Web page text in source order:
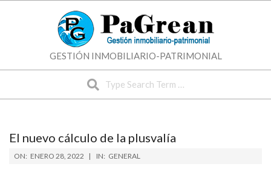
GESTIÓN INMOBILIARIO-PATRIMONIAL
El nuevo cálculo de la plusvalía
ON: ENERO 28, 2022 IN: GENERAL